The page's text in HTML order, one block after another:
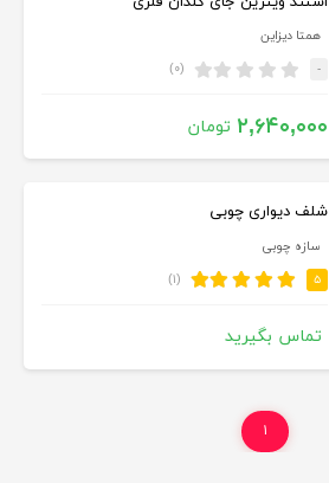
همتا دیزاین
- (۰)
۲,۶۴۰,۰۰۰ تومان
شلف دیواری چوبی
سازه چوبی
۵ (۱)
تماس بگیرید
۱